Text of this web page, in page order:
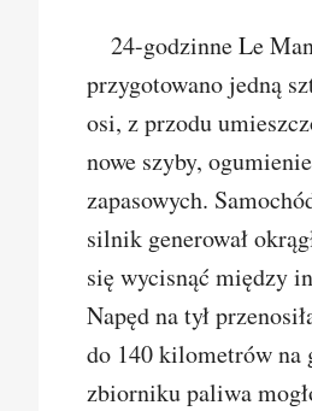
24-godzinne Le
przygotowano jedną
osi, z przodu
nowe szyby,
zapasowych.
silnik generował
się wycisnąć między
Napęd na tył
do 140 kilometrów na
zbiorniku paliwa